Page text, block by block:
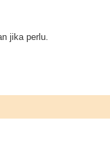
jika perlu.